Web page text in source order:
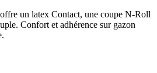
un latex Contact, une coupe N-Roll
Confort et adhérence sur gazon